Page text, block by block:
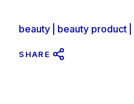
beauty beauty product
SHARE